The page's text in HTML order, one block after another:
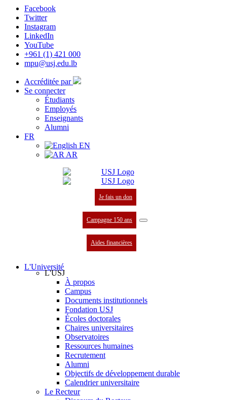
Facebook
Twitter
Instagram
LinkedIn
YouTube
+961 (1) 421 000
mpu@usj.edu.lb
Accréditée par
Se connecter
Étudiants
Employés
Enseignants
Alumni
FR
EN
AR
Je fais un don
Campagne 150 ans
Aides financières
L'Université
L'USJ
À propos
Campus
Documents institutionnels
Fondation USJ
Écoles doctorales
Chaires universitaires
Observatoires
Ressources humaines
Recrutement
Alumni
Objectifs de développement durable
Calendrier universitaire
Le Recteur